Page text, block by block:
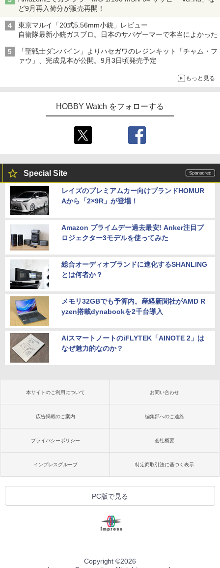
ど9月再入荷分が販売再開！
東京マルイ「20式5.56mm小銃」レビュー
自衛隊最新小銃ガスブロ。日本のサバゲーマーで本当によかった
「聖戦士ダンバイン」よりハセガワのレジンキット「チャム・フ
ァウ」、完成見本が公開。9月3日頃発売予定
もっと見る
HOBBY Watch をフォローする
Special Site
レイズのプレミアムカー向けブランドHOMUR
Aから「2×9R」が登場！
Amazon プライムデー過去最安! Anker注目プ
ロジェクター3モデルを使ってみた
総合オーディオブランドに進化するSHANLING
とは何者か？
メモリ32GBでも予算内。産経新聞社がAMD R
yzen搭載dynabookを2千台導入
AIスマートノートのiFLYTEK「AINOTE 2」は
なぜ魅力的なのか？
本サイトのご利用について お問い合わせ
広告掲載のご案内 編集部へのご連絡
プライバシーポリシー 会社概要
インプレスグループ 特定商取引法に基づく表示
PC版で見る
Copyright ©2026